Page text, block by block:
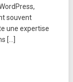
souvent
une expertise
[…]